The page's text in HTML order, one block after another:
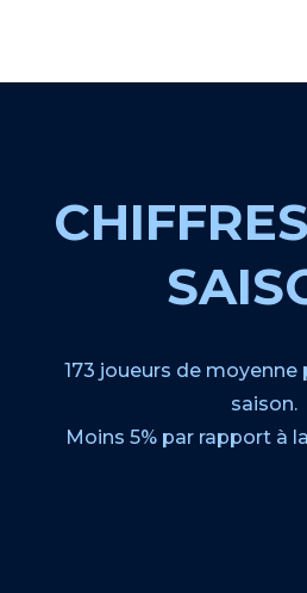
173 joueurs de
saison.
Moins 5% par rapport à